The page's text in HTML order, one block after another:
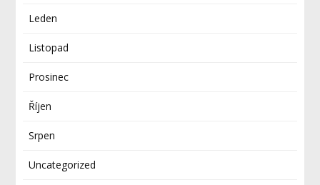
Leden
Listopad
Prosinec
Říjen
Srpen
Uncategorized